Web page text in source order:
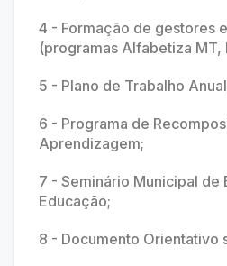
4 - Formação de gestores
(programas Alfabetiza MT,
5 - Plano de Trabalho
6 - Programa de
Aprendizagem;
7 - Seminário Municipal de
Educação;
8 - Documento Orientativo